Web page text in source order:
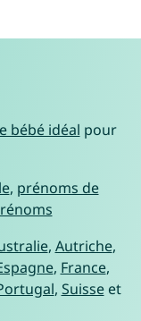
bébé idéal pour
, prénoms de
, Autriche,
, France,
, Suisseet